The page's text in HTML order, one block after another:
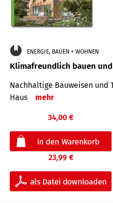
ENERGIE, BAUEN + WOHNEN
Klimafreundlich bauen
Nachhaltige Bauweisen und
Haus
mehr
34,00 €
23,99 €